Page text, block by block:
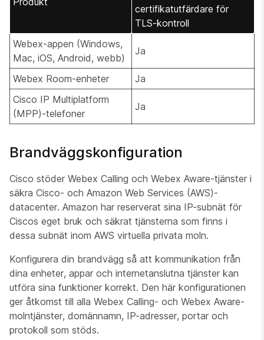
certifikatutfärdare för
TLS-kontroll
Webex-appen (Windows,
Mac, iOS, Android, webb)
Ja
Webex Room-enheter
Ja
Cisco IP Multiplatform
(MPP)-telefoner
Ja
Brandväggskonfiguration
Cisco stöder Webex Calling och Webex Aware-tjänster i
säkra Cisco- och Amazon Web Services (AWS)-
datacenter. Amazon har reserverat sina IP-subnät för
Ciscos eget bruk och säkrat tjänsterna som finns i
dessa subnät inom AWS virtuella privata moln.
Konfigurera din brandvägg så att kommunikation från
dina enheter, appar och internetanslutna tjänster kan
utföra sina funktioner korrekt. Den här konfigurationen
ger åtkomst till alla Webex Calling- och Webex Aware-
molntjänster, domännamn, IP-adresser, portar och
protokoll som stöds.